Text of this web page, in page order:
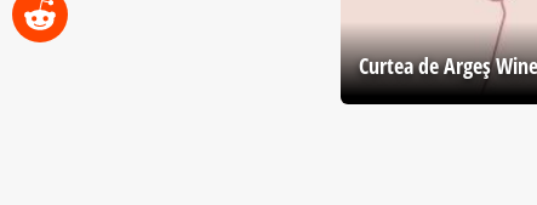
Curtea de Argeş